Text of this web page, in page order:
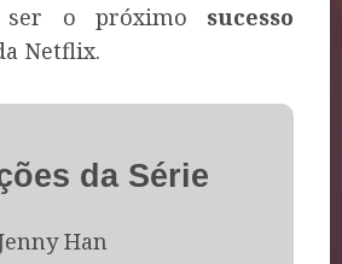
ser o próximo sucesso
Netflix.
da Série
Han